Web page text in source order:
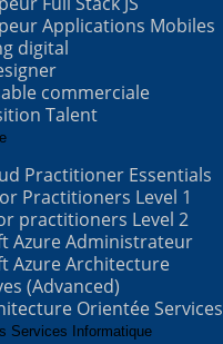
Applications Mobiles
digital
commerciale
Talent
Practitioner Essentials
Practitioners Level 1
practitioners Level 2
Azure Administrateur
Azure Architecture
(Advanced)
Orientée Services
Services Informatique